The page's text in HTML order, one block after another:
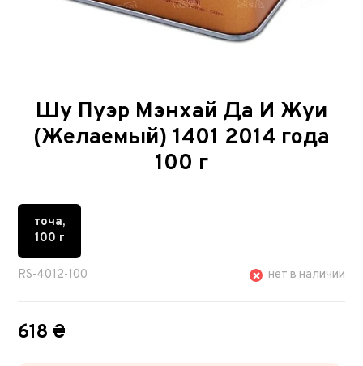
Шу Пуэр Мэнхай Да И Жуи
(Желаемый) 1401 2014 года
100 г
точа,
100 г
RS-4012-100 нет в наличии
618 ₴